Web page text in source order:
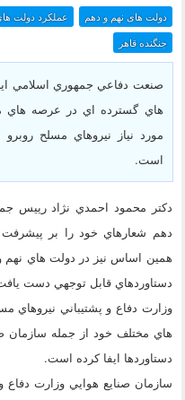
دولت های نهم و دهم عملکرد دولت
جنگنده قاهر
صنعت دفاعي جمهوري اسلامي
هاي گسترده اي در عرصه هاي
مورد نياز نيروهاي مسلح
است.
دكتر محمود احمدي نژاد رييس
دهم شعارهاي خود را بر پيشرفت
همين اساس نيز در دولت هاي
دستاوردهاي قابل توجهي دست
وزارت دفاع و پشتيباني نيروهاي
هاي مختلف خود از جمله
دستاوردها ايفا كرده است.
سازمان صنايع هوايي وزارت دفاع